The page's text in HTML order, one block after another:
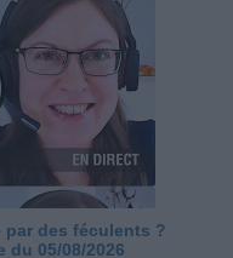
par des féculents ?
05/08/2026